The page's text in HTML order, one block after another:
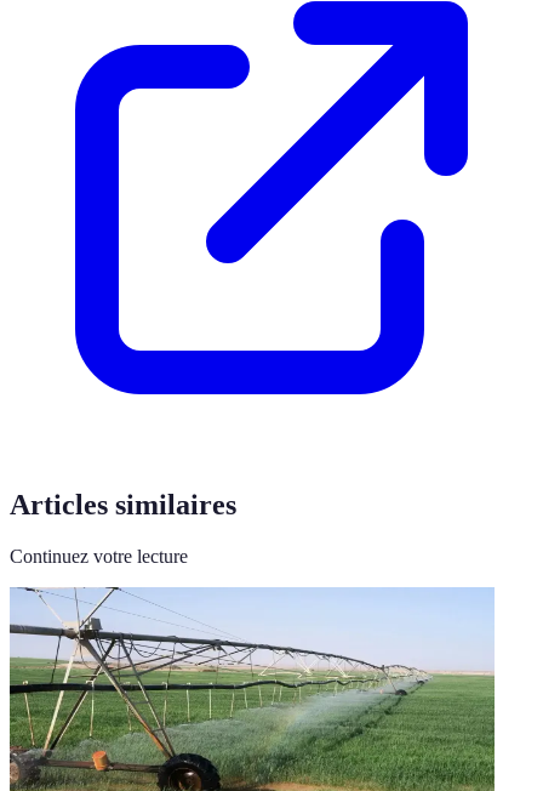
Articles similaires
Continuez votre lecture